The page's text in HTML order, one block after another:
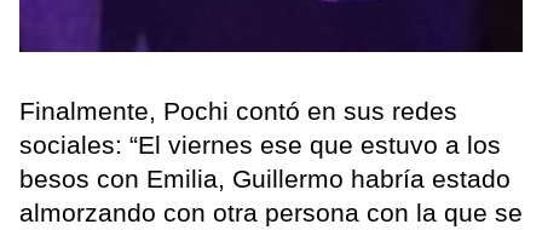
Finalmente, Pochi contó en sus redes
sociales: “El viernes ese que estuvo a los
besos con Emilia, Guillermo habría estado
almorzando con otra persona con la que se